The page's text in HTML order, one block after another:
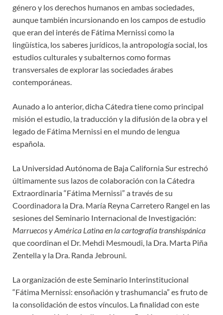
género y los derechos humanos en ambas sociedades,
aunque también incursionando en los campos de estudio
que eran del interés de Fátima Mernissi como la
lingüística, los saberes jurídicos, la antropología social, los
estudios culturales y subalternos como formas
transversales de explorar las sociedades árabes
contemporáneas.
Aunado a lo anterior, dicha Cátedra tiene como principal
misión el estudio, la traducción y la difusión de la obra y el
legado de Fátima Mernissi en el mundo de lengua
española.
La Universidad Autónoma de Baja California Sur estrechó
últimamente sus lazos de colaboración con la Cátedra
Extraordinaria “Fátima Mernissi” a través de su
Coordinadora la Dra. María Reyna Carretero Rangel en las
sesiones del Seminario Internacional de Investigación:
Marruecos y América Latina en la cartografía transhispánica
que coordinan el Dr. Mehdi Mesmoudi, la Dra. Marta Piña
Zentella y la Dra. Randa Jebrouni.
La organización de este Seminario Interinstitucional
“Fátima Mernissi: ensoñación y trashumancia” es fruto de
la consolidación de estos vínculos. La finalidad con este